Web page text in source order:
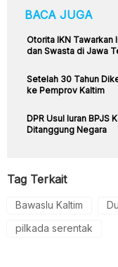
BACA JUGA
Otorita IKN Tawarkan
dan Swasta di Jawa
Setelah 30 Tahun
ke Pemprov Kaltim
DPR Usul Iuran BPJS
Ditanggung Negara
Tag Terkait
Bawaslu Kaltim
pilkada serentak